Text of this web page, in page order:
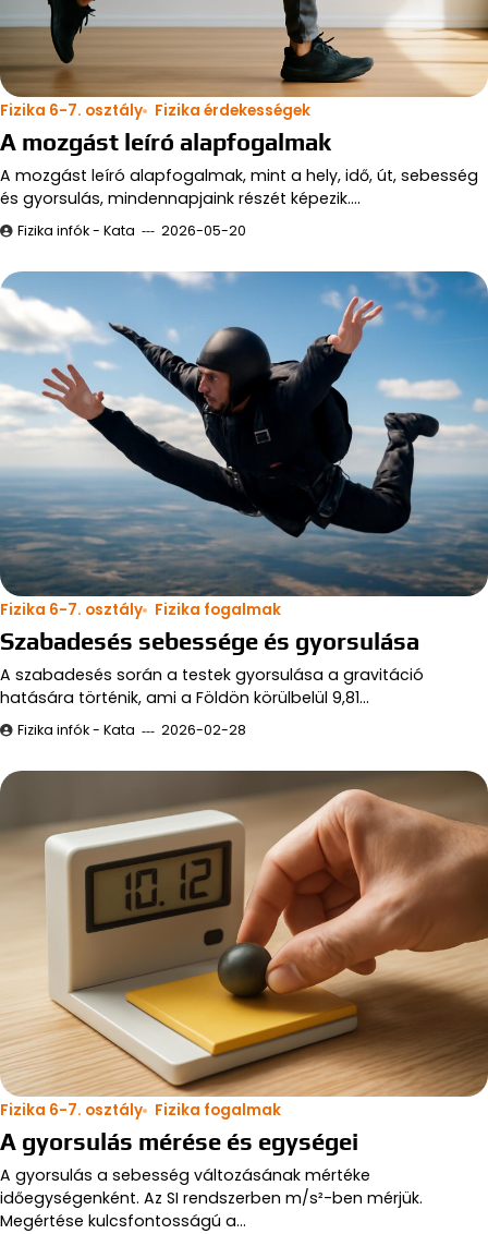
Fizika 6-7. osztály Fizika érdekességek
A mozgást leíró alapfogalmak
A mozgást leíró alapfogalmak, mint a hely, idő, út, sebesség
és gyorsulás, mindennapjaink részét képezik.…
Fizika infók - Kata 2026-05-20
Fizika 6-7. osztály Fizika fogalmak
Szabadesés sebessége és gyorsulása
A szabadesés során a testek gyorsulása a gravitáció
hatására történik, ami a Földön körülbelül 9,81…
Fizika infók - Kata 2026-02-28
Fizika 6-7. osztály Fizika fogalmak
A gyorsulás mérése és egységei
A gyorsulás a sebesség változásának mértéke
időegységenként. Az SI rendszerben m/s²-ben mérjük.
Megértése kulcsfontosságú a…